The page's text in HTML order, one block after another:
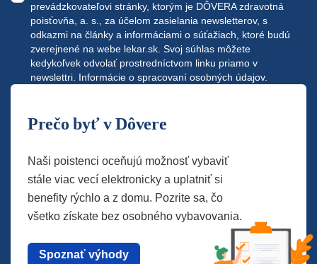
prevádzkovateľovi stránky, ktorým je DÔVERA zdravotná
poisťovňa, a. s., za účelom zasielania newsletterov, s
odkazmi na články a informáciami o súťažiach, ktoré budú
zverejnené na webe lekar.sk. Svoj súhlas môžete
kedykoľvek odvolať prostredníctvom linku priamo v
newslettri. Informácie o spracovaní osobných údajov.
Prečo byť v Dôvere
Naši poistenci oceňujú možnosť vybaviť
stále viac vecí elektronicky a uplatniť si
benefity rýchlo a z domu. Pozrite sa, čo
všetko získate bez osobného vybavovania.
Spoznať výhody